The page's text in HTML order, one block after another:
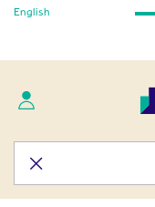
English